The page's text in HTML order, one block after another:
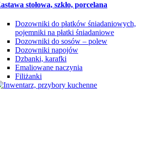
stołowa, szkło, porcelana
Dozowniki do płatków śniadaniowych,
pojemniki na płatki śniadaniowe
Dozowniki do sosów – polew
Dozowniki napojów
Dzbanki, karafki
Emaliowane naczynia
Filiżanki